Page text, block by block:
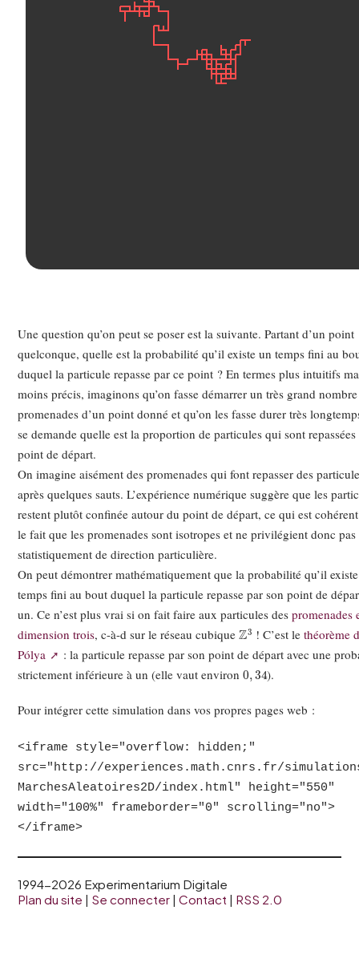
Une question qu’on peut se poser est la suivante. Partant d’un point
quelconque, quelle est la probabilité qu’il existe un temps fini au
duquel la particule repasse par ce point ? En termes plus intuitifs
moins précis, imaginons qu’on fasse démarrer un très grand
promenades d’un point donné et qu’on les fasse durer très
se demande quelle est la proportion de particules qui sont
point de départ.
On imagine aisément des promenades qui font repasser des
après quelques sauts. L’expérience numérique suggère que les
restent plutôt confinée autour du point de départ, ce qui est
le fait que les promenades sont isotropes et ne privilégient donc pas
statistiquement de direction particulière.
On peut démontrer mathématiquement que la probabilité qu’il
temps fini au bout duquel la particule repasse par son point de
un. Ce n’est plus vrai si on fait faire aux particules despromenades
dimension trois, c-à-d sur le réseau cubiqueZ3 ! C’est lethéorème
Pólya
: la particule repasse par son point de départ avec une
strictement inférieure à un (elle vaut environ0 34).
Pour intégrer cette simulation dans vos propres pages web :
<iframe style="overflow: hidden;"
src="http://experiences.math.cnrs.fr/
MarchesAleatoires2D/index.html" height="550"
width="100%" frameborder="0" scrolling="no">
</iframe>
1994-2026 Experimentarium Digitale
Plan du site | Se connecter |Contact | RSS 2.0